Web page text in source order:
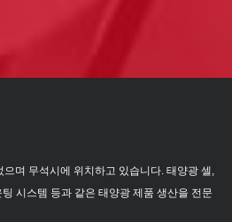
며 무석시에 위치하고 있습니다. 태양광 셀,
시스템 등과 같은 태양광 제품 생산을 전문